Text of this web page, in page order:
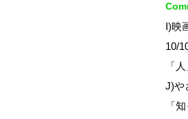
I)映
10/
「
J)や
「